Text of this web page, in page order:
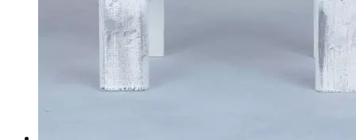
↘ Nice, 50% Вовна 50% Акрил,
70м/100г
↘ Sock Tender, 80% меринос
superwash 20% нейлон
↘ Sock, 75% Меринос 25% Нейлон,
300м/100г